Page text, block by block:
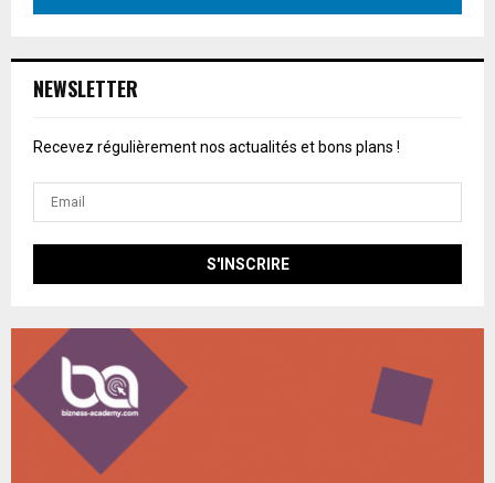
NEWSLETTER
Recevez régulièrement nos actualités et bons plans !